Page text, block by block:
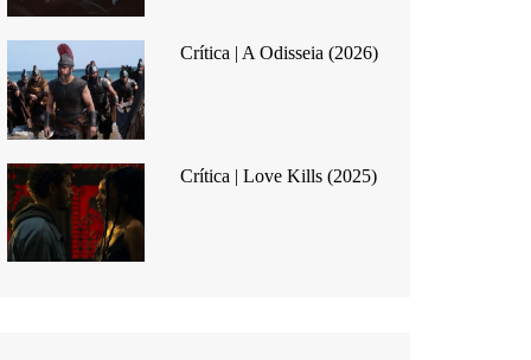
Crítica | A Odisseia (2026)
Crítica | Love Kills (2025)